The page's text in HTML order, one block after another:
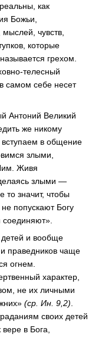
как
Божьи,
чувств,
которые
грехом.
телесный
самом себе несет
Антоний Великий
же никому
в общение
злыми,
Живя
злыми —
то значит, чтобы
попускают Богу
и вообще
праведников чаще
огнем.
характер,
не их личными
(ср. Ин. 9,2).
своих детей
в Бога,